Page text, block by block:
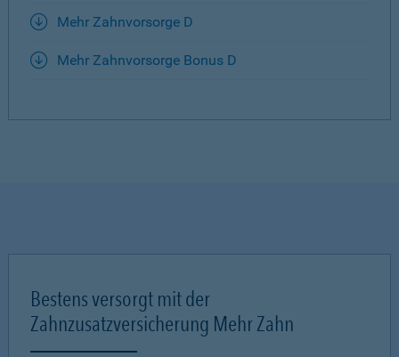
Mehr Zahnvorsorge D
Mehr Zahnvorsorge Bonus D
Bestens versorgt mit der
Zahnzusatzversicherung Mehr Zahn